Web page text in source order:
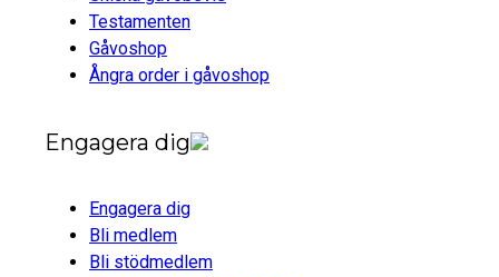
Testamenten
Gåvoshop
Ångra order i gåvoshop
Engagera dig
Engagera dig
Bli medlem
Bli stödmedlem